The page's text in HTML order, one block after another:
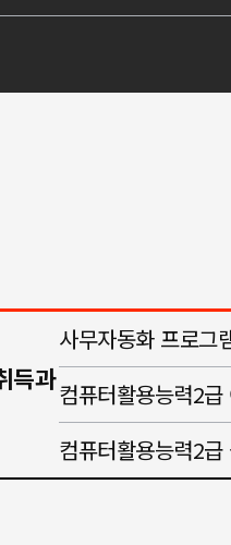
득과
사무자동화 프로그
컴퓨터활용능력2급
컴퓨터활용능력2급